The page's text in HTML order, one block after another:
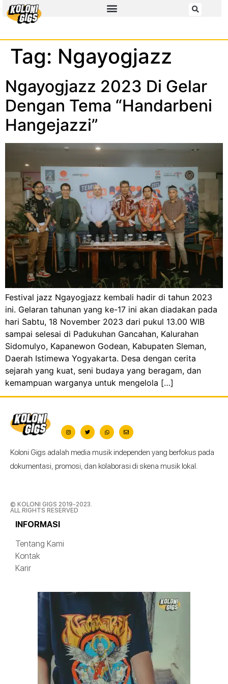
Tag: Ngayogjazz
Ngayogjazz 2023 Di Gelar
Dengan Tema “Handarbeni
Hangejazzi”
Festival‬‭ jazz‬‭ Ngayogjazz‬‭ kembali‬‭ hadir‬‭ di‬‭ tahun‬‭ 2023‬‭
ini.‬‭ Gelaran‬‭ tahunan‬ yang‬‭ ke-17‬‭ ini‬‭ akan‬‭ diadakan‬‭ pada‬‭
hari‬‭ Sabtu,‬‭ 18‬‭ November‬‭ 2023‬‭ dari‬‭ pukul‬‭ 13.00‬‭ WIB‬‭
sampai‬‭ selesai‬‭ di‬‭ Padukuhan‬‭ Gancahan,‬‭ Kalurahan‬‭
Sidomulyo,‬‭ Kapanewon‬‭ Godean,‬‭ Kabupaten‬‭ Sleman,‬‭
Daerah‬‭ Istimewa‬‭ Yogyakarta.‬‭ Desa‬‭ dengan‬‭ cerita‬‭
sejarah‬‭ yang‬‭ kuat,‬‭ seni‬‭ budaya‬‭ yang‬‭ beragam,‬‭ dan‬‭
kemampuan‬‭ warganya‬‭ untuk‬‭ mengelola‬ […]
Koloni Gigs adalah media musik independen yang berfokus pada
dokumentasi, promosi, dan kolaborasi di skena musik lokal.
© KOLONI GIGS 2019-2023.
ALL RIGHTS RESERVED
INFORMASI
Tentang Kami
Kontak
Karir